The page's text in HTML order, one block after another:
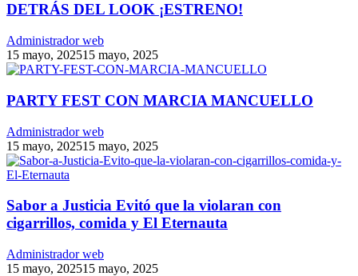
DETRÁS DEL LOOK ¡ESTRENO!
Administrador web
15 mayo, 202515 mayo, 2025
PARTY FEST CON MARCIA MANCUELLO
Administrador web
15 mayo, 202515 mayo, 2025
Sabor a Justicia Evitó que la violaran con
cigarrillos, comida y El Eternauta
Administrador web
15 mayo, 202515 mayo, 2025